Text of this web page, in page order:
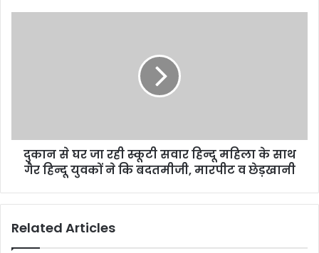
दुकान से घर जा रही स्कूटी सवार हिन्दू महिला के साथ
गैर हिन्दू युवकों ने कि बदतमीजी, मारपीट व छेड़खानी
Related Articles